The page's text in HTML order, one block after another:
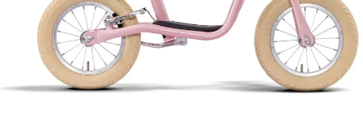
van dePuky LR XLzijn perfect bestand tegen intensief